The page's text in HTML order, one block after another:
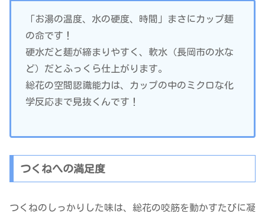
「お湯の温度、水の硬度、時間」まさにカップ麺
の命です！
硬水だと麺が締まりやすく、軟水（長岡市の水な
ど）だとふっくら仕上がります。
総花の空間認識能力は、カップの中のミクロな化
学反応まで見抜くんです！
つくねへの満足度
つくねのしっかりした味は、総花の咬筋を動かすたびに凝